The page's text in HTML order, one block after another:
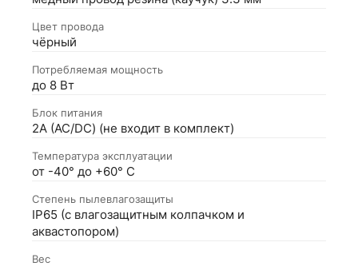
Цвет провода
чёрный
Потребляемая мощность
до 8 Вт
Блок питания
2А (АС/DC) (не входит в комплект)
Температура эксплуатации
от -40° до +60° С
Степень пылевлагозащиты
IP65 (с влагозащитным колпачком и
аквастопором)
Вес